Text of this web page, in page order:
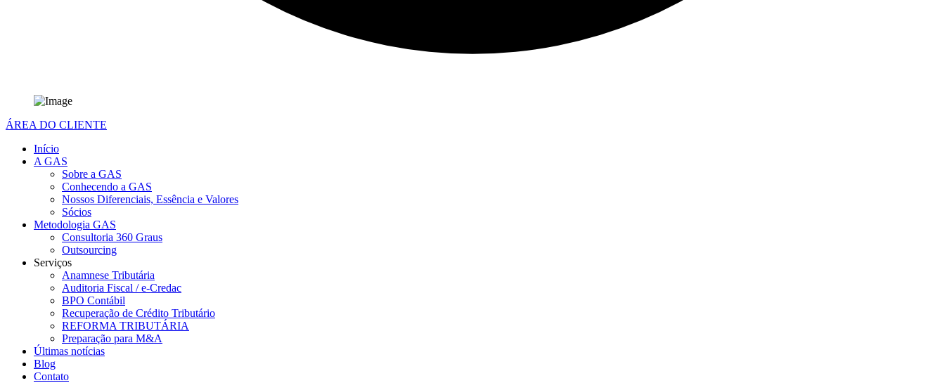
ÁREA DO CLIENTE
Início
A GAS
Sobre a GAS
Conhecendo a GAS
Nossos Diferenciais, Essência e Valores
Sócios
Metodologia GAS
Consultoria 360 Graus
Outsourcing
Serviços
Anamnese Tributária
Auditoria Fiscal / e-Credac
BPO Contábil
Recuperação de Crédito Tributário
REFORMA TRIBUTÁRIA
Preparação para M&A
Últimas notícias
Blog
Contato